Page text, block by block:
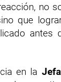
no
que
antes
en la